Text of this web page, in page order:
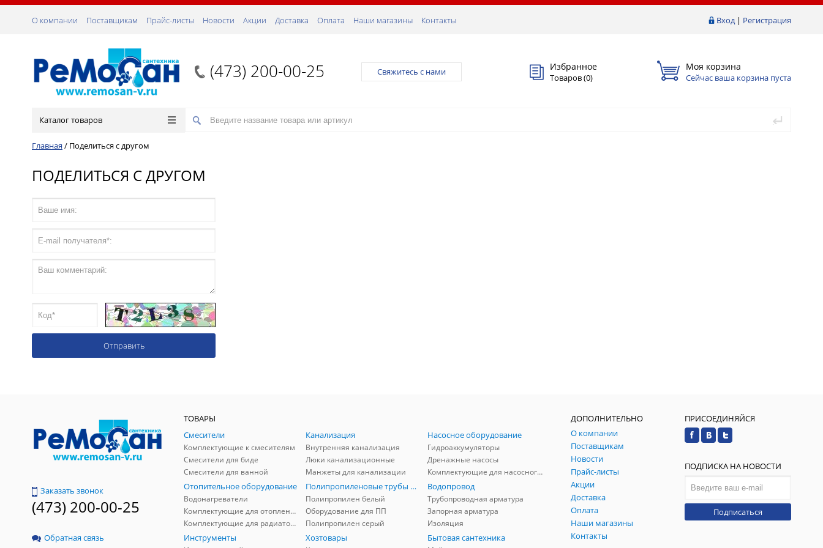
Вход| Регистрация
О компании Поставщикам Прайс-листы Новости Акции Доставка Оплата Наши магазины Контакты
(473) 200-00-25 Свяжитесь с нами Избранное
Товаров (0)
Моя корзина
Сейчас ваша корзина пуста
Каталог товаров
Главная / Поделиться с другом
ПОДЕЛИТЬСЯ С ДРУГОМ
Заказать звонок
(473) 200-00-25
Обратная связь
ТОВАРЫ
Смесители
Комплектующие к смесителям
Смесители для биде
Смесители для ванной
Канализация
Внутренняя канализация
Люки канализационные
Манжеты для канализации
Насосное оборудование
Гидроаккумуляторы
Дренажные насосы
Комплектующие для насосного оборудования
Отопительное оборудование
Водонагреватели
Комплектующие для отопления
Комплектующие для радиаторов
Полипропиленовые трубы и фитинги
Полипропилен белый
Оборудование для ПП
Полипропилен серый
Водопровод
Трубопроводная арматура
Запорная арматура
Изоляция
Инструменты Хозтовары Бытовая сантехника
ДОПОЛНИТЕЛЬНО
О компании
Поставщикам
Новости
Прайс-листы
Акции
Доставка
Оплата
Наши магазины
Контакты
ПРИСОЕДИНЯЙСЯ
ПОДПИСКА НА НОВОСТИ
Подписаться